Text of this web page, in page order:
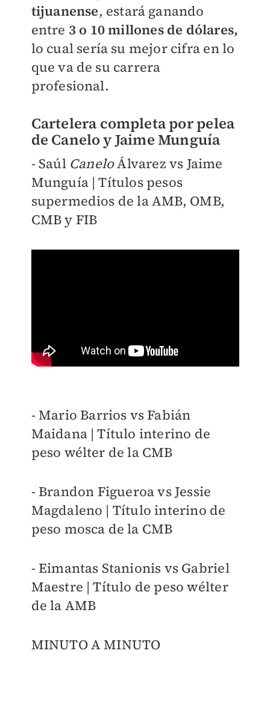
tijuanense, estará ganando
entre 3 o 10 millones de dólares,
lo cual sería su mejor cifra en lo
que va de su carrera
profesional.
Cartelera completa por pelea
de Canelo y Jaime Munguía
- Saúl CaneloÁlvarez vs Jaime
Munguía | Títulos pesos
supermedios de la AMB, OMB,
CMB y FIB
- Mario Barrios vs Fabián
Maidana | Título interino de
peso wélter de la CMB
-Brandon Figueroa vs Jessie
Magdaleno | Título interino de
peso mosca de la CMB
- Eimantas Stanionis vs Gabriel
Maestre | Título de peso wélter
de la AMB
MINUTO A MINUTO